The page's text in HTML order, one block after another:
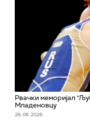
Рвачки меморијал
Младеновцу
26. 06. 2026.